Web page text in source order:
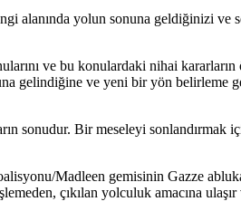
alanında yolun sonuna geldiğinizi
ve bu konulardaki nihai
gelindiğine ve yeni bir yön belirleme
sonudur. Bir meseleyi sonlandırmak
Madleen gemisinin Gazze
çıkılan yolculuk amacına